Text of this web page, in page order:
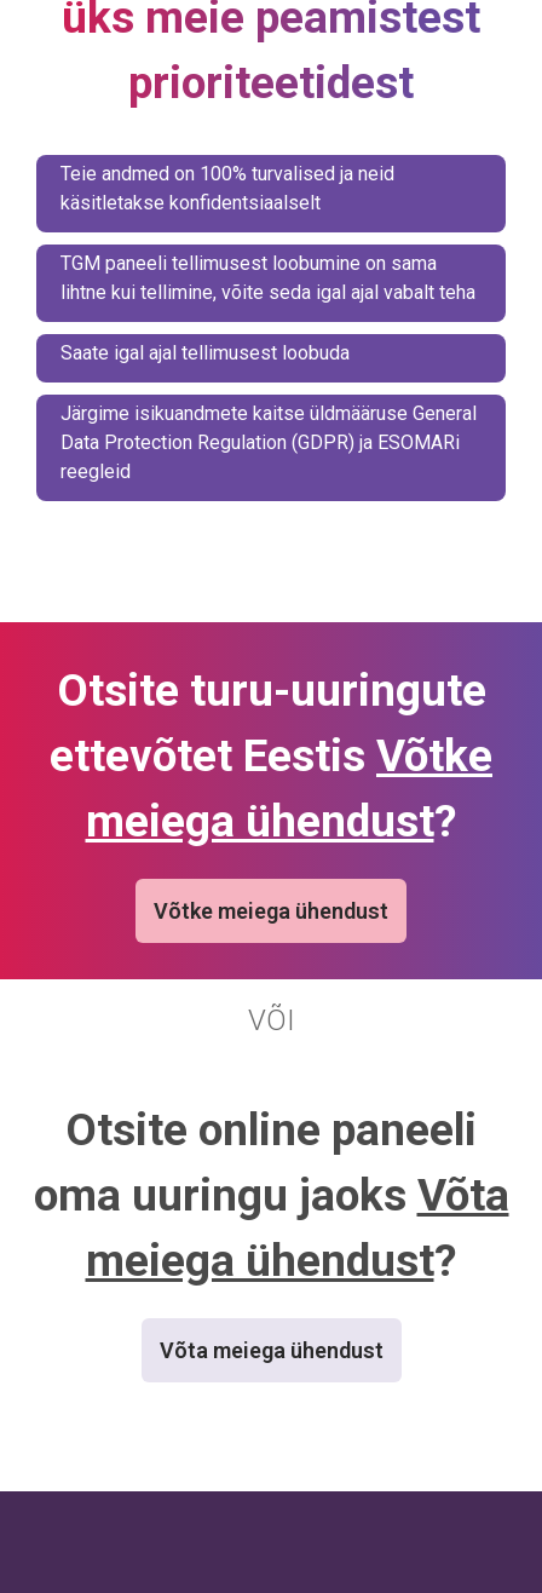
üks meie peamistest
prioriteetidest
Teie andmed on 100% turvalised ja neid
käsitletakse konfidentsiaalselt
TGM paneeli tellimusest loobumine on sama
lihtne kui tellimine, võite seda igal ajal vabalt teha
Saate igal ajal tellimusest loobuda
Järgime isikuandmete kaitse üldmääruse General
Data Protection Regulation (GDPR) ja ESOMARi
reegleid
Otsite turu-uuringute
ettevõtet Eestis Võtke
meiega ühendust?
Võtke meiega ühendust
VÕI
Otsite online paneeli
oma uuringu jaoks Võta
meiega ühendust?
Võta meiega ühendust